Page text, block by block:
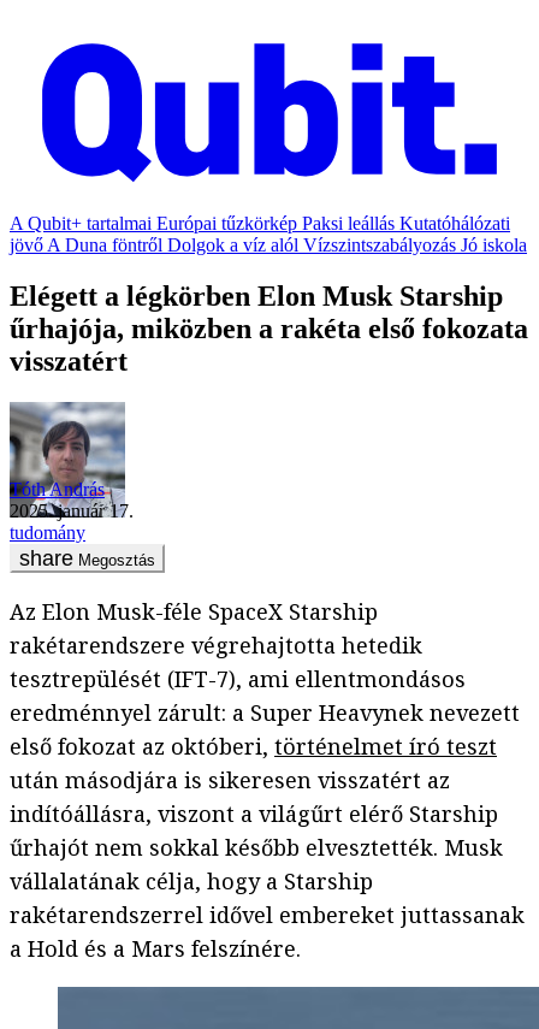
A Qubit+ tartalmai Európai tűzkörkép Paksi leállás Kutatóhálózati
jövő A Duna föntről Dolgok a víz alól Vízszintszabályozás Jó iskola
Elégett a légkörben Elon Musk Starship
űrhajója, miközben a rakéta első fokozata
visszatért
Tóth András
2025. január 17.
tudomány
Megosztás
Az Elon Musk-féle SpaceX Starship
rakétarendszere végrehajtotta hetedik
tesztrepülését (IFT-7), ami ellentmondásos
eredménnyel zárult: a Super Heavynek nevezett
első fokozat az októberi, történelmet író teszt
után másodjára is sikeresen visszatért az
indítóállásra, viszont a világűrt elérő Starship
űrhajót nem sokkal később elvesztették. Musk
vállalatának célja, hogy a Starship
rakétarendszerrel idővel embereket juttassanak
a Hold és a Mars felszínére.